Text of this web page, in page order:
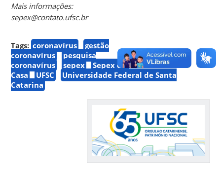
Mais informações:
sepex@contato.ufsc.br
Tags: coronavírus
gestão
coronavírus
pesquisa
coronavírus
sepex
Sepex em
Casa
UFSC
Universidade Federal de Santa
Catarina